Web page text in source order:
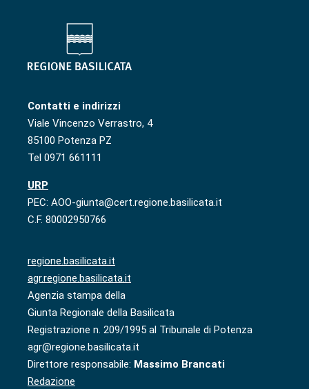
Contatti e indirizzi
Viale Vincenzo Verrastro, 4
85100 Potenza PZ
Tel 0971 661111
URP
PEC: AOO-giunta@cert.regione.basilicata.it
C.F. 80002950766
regione.basilicata.it
agr.regione.basilicata.it
Agenzia stampa della
Giunta Regionale della Basilicata
Registrazione n. 209/1995 al Tribunale di Potenza
agr@regione.basilicata.it
Direttore responsabile: Massimo Brancati
Redazione